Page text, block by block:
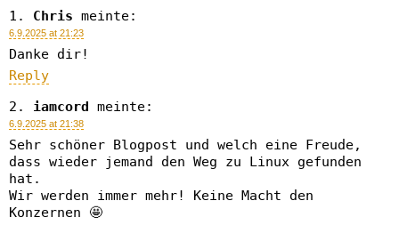
Chris meinte:
6.9.2025 at 21:23
Danke dir!
Reply
iamcord
meinte:
6.9.2025 at 21:38
Sehr schöner Blogpost und welch eine Freude,
dass wieder jemand den Weg zu Linux gefunden
hat.
Wir werden immer mehr! Keine Macht den
Konzernen 🤩